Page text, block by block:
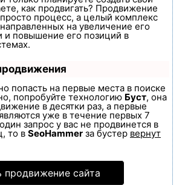
как продвигать? Продвижение
просто процесс, а целый комплекс
на увеличение его
и повышение его позиций в
попасть на первые места в поиске
попробуйте технологию Буст, она
в десятки раз, а первые
уже в течение первых 7
запрос у вас не продвинется в
то в SeoHammer за бустер вернут
продвижение сайта